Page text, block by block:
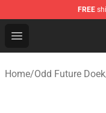
FREE
Open menu
Odd Future
Home/Odd Future Doek